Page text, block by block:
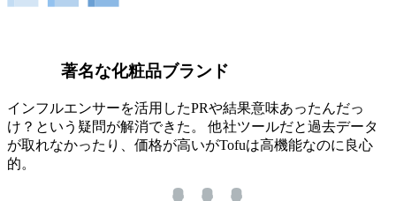
著名な化粧品ブランド
インフルエンサーを活用したPRや結果意味あったんだっ
け？という疑問が解消できた。 他社ツールだと過去データ
が取れなかったり、価格が高いがTofuは高機能なのに良心
的。